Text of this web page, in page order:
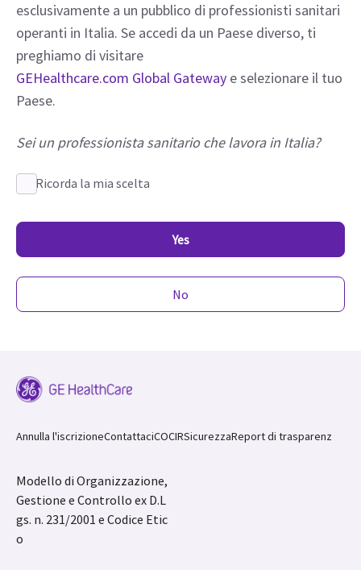
esclusivamente a un pubblico di professionisti sanitari
operanti in Italia. Se accedi da un Paese diverso, ti
preghiamo di visitare
GEHealthcare.com Global Gateway e selezionare il tuo
Paese.
Sei un professionista sanitario che lavora in Italia?
Ricorda la mia scelta
Yes
No
Annulla l'iscrizioneContattaciCOCIRSicurezzaReport di trasparenz
Modello di Organizzazione,
Gestione e Controllo ex D.L
gs. n. 231/2001 e Codice Etic
o